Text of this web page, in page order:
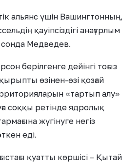
альянс үшін Вашингтонның,
қауіпсіздігі анағұрлым
Медведев.
берілгенге дейінгі тоғыз
өзінен-өзі қозғай
«тартып алу»
соққы ретінде ядролық
жүгінуге негіз
еді.
қуатты көршісі – Қытай